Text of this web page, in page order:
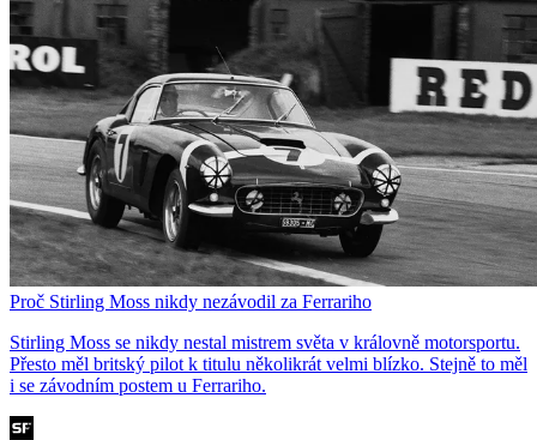
Proč Stirling Moss nikdy nezávodil za Ferrariho
Stirling Moss se nikdy nestal mistrem světa v královně motorsportu.
Přesto měl britský pilot k titulu několikrát velmi blízko. Stejně to měl
i se závodním postem u Ferrariho.